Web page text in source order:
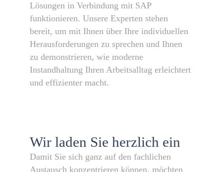
Lösungen in Verbindung mit SAP
funktionieren. Unsere Experten stehen
bereit, um mit Ihnen über Ihre individuellen
Herausforderungen zu sprechen und Ihnen
zu demonstrieren, wie moderne
Instandhaltung Ihren Arbeitsalltag erleichtert
und effizienter macht.
Wir laden Sie herzlich ein
Damit Sie sich ganz auf den fachlichen
Austausch konzentrieren können, möchten